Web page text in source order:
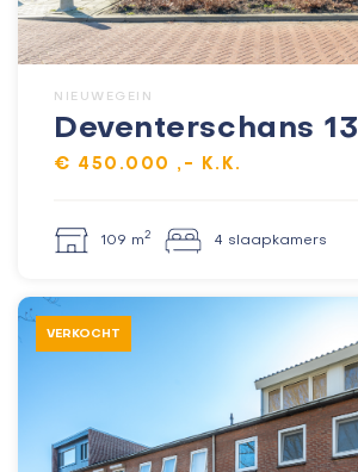
NIEUWEGEIN
Deventerschans 13
€ 450.000 ,- K.K.
109 m2 4 slaapkamers
VERKOCHT